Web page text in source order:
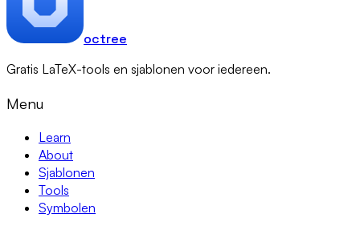
octree
Gratis LaTeX-tools en sjablonen voor iedereen.
Menu
Learn
About
Sjablonen
Tools
Symbolen